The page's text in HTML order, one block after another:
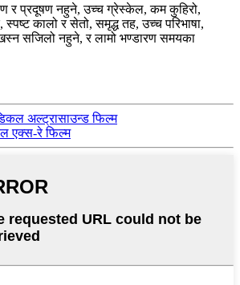
र प्रदूषण नहुने, उच्च ग्रेस्केल, कम कुहिरो,
कालो र सेतो, समृद्ध तह, उच्च परिभाषा,
सजिलो नहुने, र लामो भण्डारण समयका
अल्ट्रासाउन्ड फिल्म
एक्स-रे फिल्म